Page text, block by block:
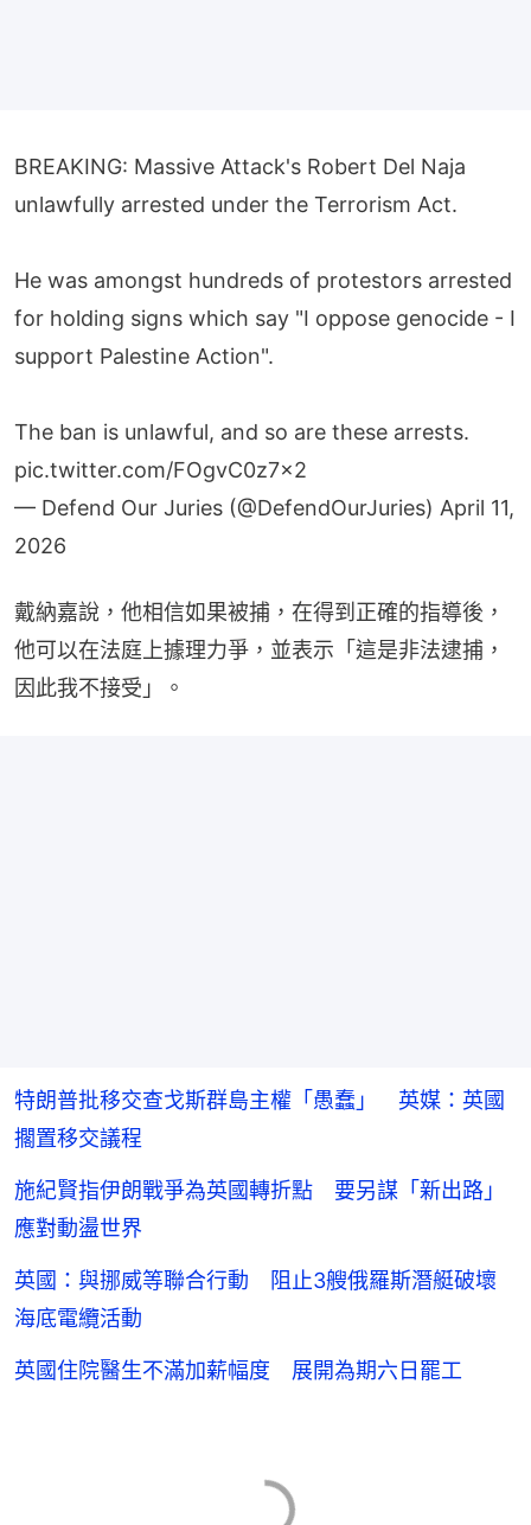
unlawfully arrested under the Terrorism Act.
for holding signs which say "I oppose genocide - I
support Palestine Action".
pic.twitter.com/FOgvC0z7x2
— Defend Our Juries (@DefendOurJuries)
2026
他可以在法庭上據理力爭，並表示「這是非法逮捕，
因此我不接受」。
擱置移交議程
應對動盪世界
海底電纜活動